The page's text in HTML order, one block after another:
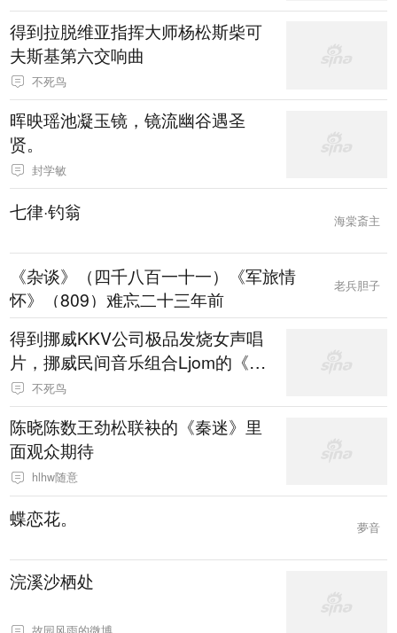
得到拉脱维亚指挥大师杨松斯柴可
夫斯基第六交响曲
不死鸟
晖映瑶池凝玉镜，镜流幽谷遇圣
贤。
封学敏
七律·钓翁 海棠斎主
《杂谈》（四千八百一十一）《军旅情
怀》（809）难忘二十三年前
老兵胆子
得到挪威KKV公司极品发烧女声唱
片，挪威民间音乐组合Ljom的《set
erkauk山地牧歌》
不死鸟
陈晓陈数王劲松联袂的《秦迷》里
面观众期待
hlhw随意
蝶恋花。 夢音
浣溪沙栖处